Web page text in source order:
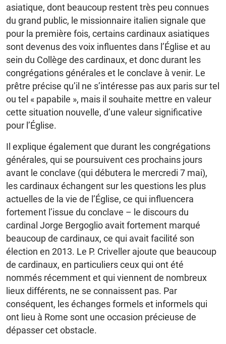
asiatique, dont beaucoup restent très peu connues
du grand public, le missionnaire italien signale que
pour la première fois, certains cardinaux asiatiques
sont devenus des voix influentes dans l’Église et au
sein du Collège des cardinaux, et donc durant les
congrégations générales et le conclave à venir. Le
prêtre précise qu’il ne s’intéresse pas aux paris sur tel
ou tel « papabile », mais il souhaite mettre en valeur
cette situation nouvelle, d’une valeur significative
pour l’Église.
Il explique également que durant les congrégations
générales, qui se poursuivent ces prochains jours
avant le conclave (qui débutera le mercredi 7 mai),
les cardinaux échangent sur les questions les plus
actuelles de la vie de l’Église, ce qui influencera
fortement l’issue du conclave – le discours du
cardinal Jorge Bergoglio avait fortement marqué
beaucoup de cardinaux, ce qui avait facilité son
élection en 2013. Le P. Criveller ajoute que beaucoup
de cardinaux, en particuliers ceux qui ont été
nommés récemment et qui viennent de nombreux
lieux différents, ne se connaissent pas. Par
conséquent, les échanges formels et informels qui
ont lieu à Rome sont une occasion précieuse de
dépasser cet obstacle.